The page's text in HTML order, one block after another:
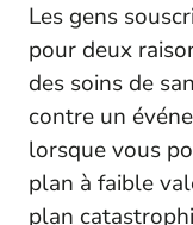
Les gens
pour deux
des soins de
contre un
lorsque vous
plan à faible
plan